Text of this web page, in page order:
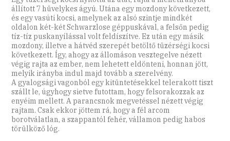
állított 7 hüvelykes ágyú. Utána egy mozdony következett,
és egy vasúti kocsi, amelynek az alsó szintje mindkét
oldalon két-két Schwarzlose géppuskával, a felsőn pedig
tíz-tíz puskanyílással volt feldíszítve. Ez után egy másik
mozdony, illetve a hátvéd szerepét betöltő tüzérségi kocsi
következett. Így, ahogy az állomáson vesztegelve nézett
végig rajta az ember, nem lehetett eldönteni, honnan jött,
melyik irányba indul majd tovább a szerelvény.
A gyalogsági vagonból egy kitüntetésekkel telerakott tiszt
szállt le, úgyhogy sietve futottam, hogy felsorakozzak az
enyéim mellett. A parancsnok megvetéssel nézett végig
rajtam. Csak ekkor jöttem rá, hogy a fél arcom
borotválatlan, a szappantól fehér, vállamon pedig habos
törülköző lóg.